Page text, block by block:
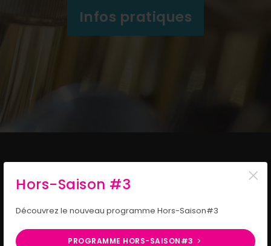
Hors-Saison #3
Découvrez le nouveau programme Hors-Saison#3
PROGRAMME HORS-SAISON#3
×
Infos pratiques